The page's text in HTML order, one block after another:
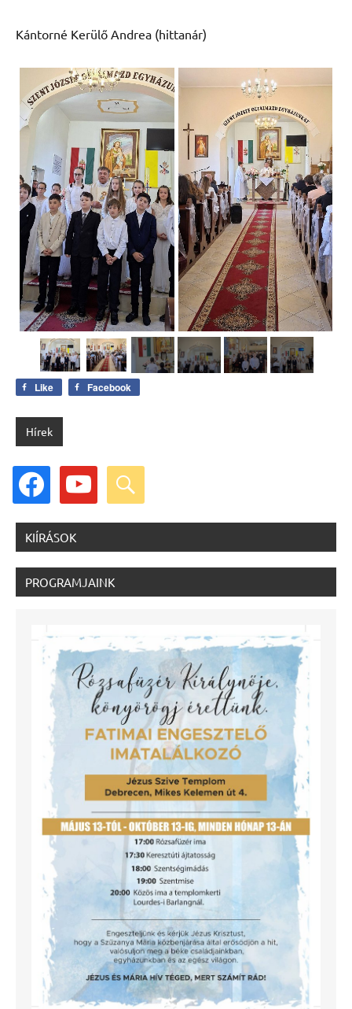
Kántorné Kerülő Andrea (hittanár)
Like Facebook
Hírek
facebook youtube search
KIÍRÁSOK
PROGRAMJAINK